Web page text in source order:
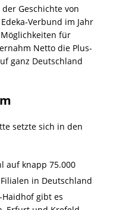
Geschichte von
Verbund im Jahr
für
Netto die Plus-
ganz Deutschland
setzte sich in den
auf knapp 75.000
in Deutschland
gibt es